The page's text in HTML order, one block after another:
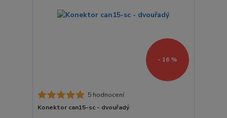
- 16 %
5 hodnocení
Konektor can15-sc - dvouřadý